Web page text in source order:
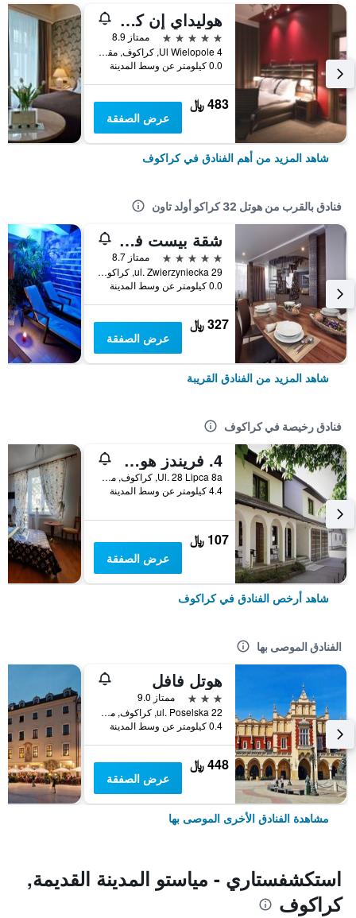
هوليداي إن كراكوف سيتي سنتر
5 نجوم
ممتاز 8.9
Ul Wielopole 4, كراكوف, مقاطعة بولندا الصغرى, بولندا
0.0 كيلومتر عن وسط المدينة
483 ﷼
عرض الصفقة
شاهد المزيد من أهم الفنادق في كراكوف
فنادق بالقرب من هوتل 32 كراكو أولد تاون
شقة بيست فيوز الفندقية ذاتية الخدمة
5 نجوم
ممتاز 8.7
ul. Zwierzyniecka 29, كراكوف, مقاطعة بولندا الصغرى, بولندا
0.0 كيلومتر عن وسط المدينة
327 ﷼
عرض الصفقة
شاهد المزيد من الفنادق القريبة
فنادق رخيصة في كراكوف
4. فريندز هوستل
Ul. 28 Lipca 8a, كراكوف, مقاطعة بولندا الصغرى, بولندا
4.4 كيلومتر عن وسط المدينة
107 ﷼
عرض الصفقة
شاهد أرخص الفنادق في كراكوف
الفنادق الموصى بها
هوتل فافل
3 نجوم
ممتاز 9.0
ul. Poselska 22, كراكوف, مقاطعة بولندا الصغرى, بولندا
0.4 كيلومتر عن وسط المدينة
448 ﷼
عرض الصفقة
مشاهدة الفنادق الأخرى الموصى بها
استكشفستاري - مياستو المدينة القديمة,
كراكوف